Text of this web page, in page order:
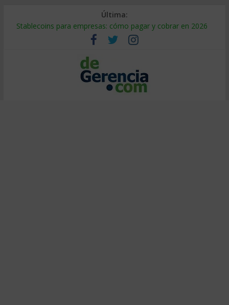
Última:
Stablecoins para empresas: cómo pagar y cobrar en 2026
Despido silencioso: qué es y por qué sale tan caro
IA en selección de personal: cómo auditarla a tiempo
Trabajo forzoso en la cadena de suministro: qué hacer
Mercado hispano de EE. UU.: cómo segmentarlo y venderle